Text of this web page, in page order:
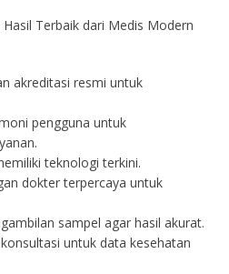
Terbaik dari Medis Modern
akreditasi resmi untuk
pengguna untuk
teknologi terkini.
dokter terpercaya untuk
sampel agar hasil akurat.
untuk data kesehatan